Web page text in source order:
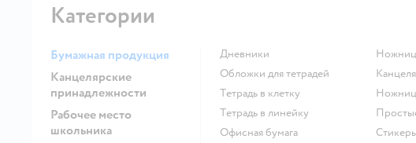
Категории
Бумажная продукция
Канцелярские
принадлежности
Рабочее место
школьника
Дневники
Обложки для тетрадей
Тетрадь в клетку
Тетрадь в линейку
Офисная бумага